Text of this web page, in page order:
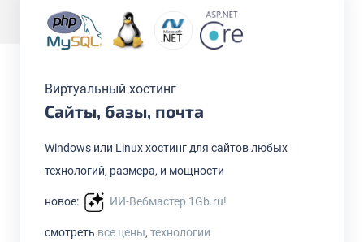
Виртуальный хостинг
Сайты, базы, почта
Windows или Linux хостинг для сайтов любых
технологий, размера, и мощности
новое: ИИ-Вебмастер 1Gb.ru!
смотреть все цены, технологии